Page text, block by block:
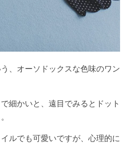
、オーソドックスな色味のワン
細かいと、遠目でみるとドット
ルでも可愛いですが、心理的に